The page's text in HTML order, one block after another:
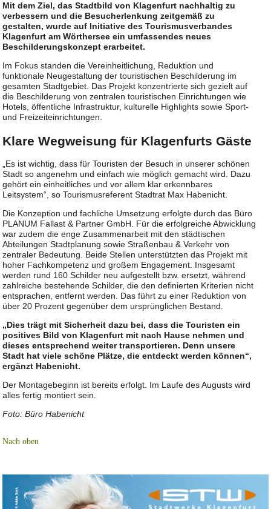
Mit dem Ziel, das Stadtbild von Klagenfurt nachhaltig zu
verbessern und die Besucherlenkung zeitgemäß zu
gestalten, wurde auf Initiative des Tourismusverbandes
Klagenfurt am Wörthersee ein umfassendes neues
Beschilderungskonzept erarbeitet.
Im Fokus standen die Vereinheitlichung, Reduktion und
funktionale Neugestaltung der touristischen Beschilderung im
gesamten Stadtgebiet. Das Projekt konzentrierte sich gezielt auf
die Beschilderung von zentralen touristischen Einrichtungen wie
Hotels, öffentliche Infrastruktur, kulturelle Highlights sowie Sport-
und Freizeiteinrichtungen.
Klare Wegweisung für Klagenfurts Gäste
„Es ist wichtig, dass für Touristen der Besuch in unserer schönen
Stadt so angenehm und einfach wie möglich gemacht wird. Dazu
gehört ein einheitliches und vor allem klar erkennbares
Leitsystem“, so Tourismusreferent Stadtrat Max Habenicht.
Die Konzeption und fachliche Umsetzung erfolgte durch das Büro
PLANUM Fallast & Partner GmbH. Für die erfolgreiche Abwicklung
war zudem die enge Zusammenarbeit mit den städtischen
Abteilungen Stadtplanung sowie Straßenbau & Verkehr von
zentraler Bedeutung. Beide Stellen unterstützten das Projekt mit
hoher Fachkompetenz und großem Engagement. Insgesamt
werden rund 160 Schilder neu aufgestellt bzw. ersetzt, während
zahlreiche bestehende Schilder, die den definierten Kriterien nicht
entsprachen, entfernt werden. Das führt zu einer Reduktion von
über 20 Prozent gegenüber dem ursprünglichen Bestand.
„Dies trägt mit Sicherheit dazu bei, dass die Touristen ein
positives Bild von Klagenfurt mit nach Hause nehmen und
dieses entsprechend weiter transportieren. Denn unsere
Stadt hat viele schöne Plätze, die entdeckt werden können“,
ergänzt Habenicht.
Der Montagebeginn ist bereits erfolgt. Im Laufe des Augusts wird
alles fertig montiert sein.
Foto: Büro Habenicht
Nach oben